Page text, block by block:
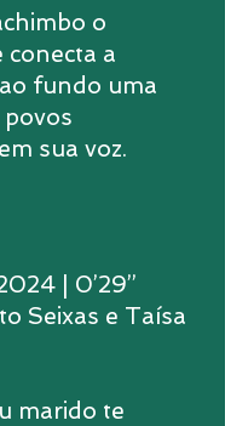
o
conecta a
fundo uma
povos
sua voz.
| 0’29’’
Seixas e Taísa
marido te